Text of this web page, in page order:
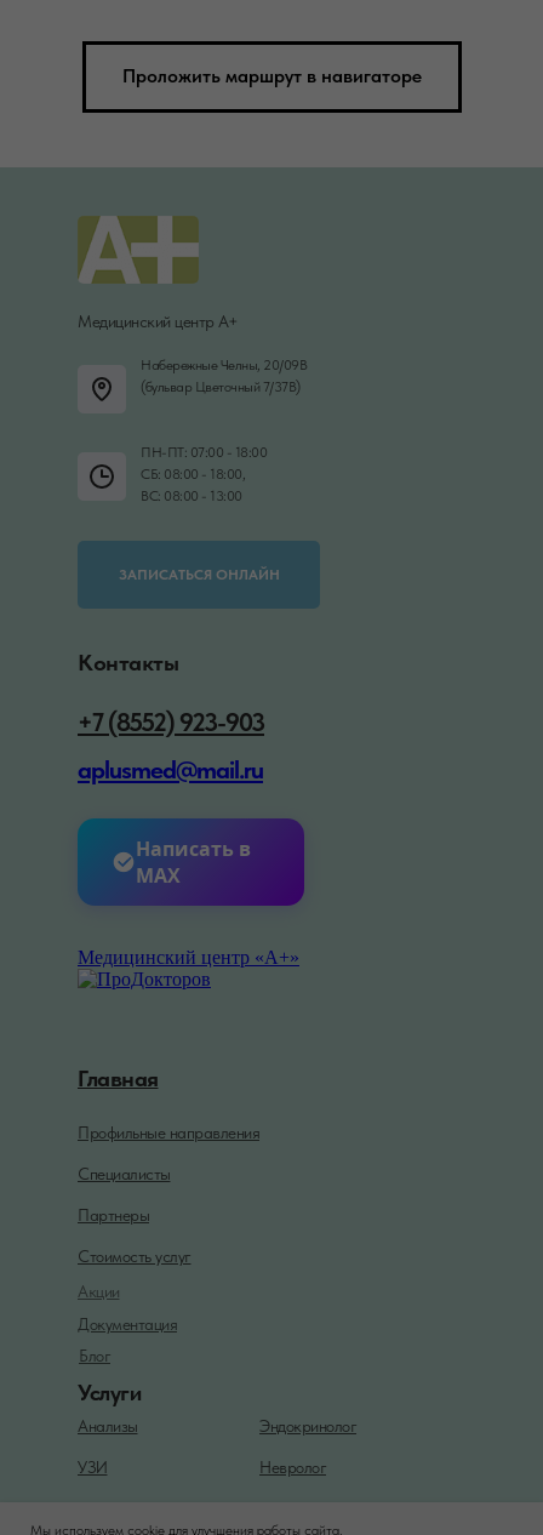
Проложить маршрут в навигаторе
Мы используем cookie для улучшения работы сайта,
Медицинский центр А+
Набережные Челны, 20/09В
(бульвар Цветочный 7/37В)
ПН-ПТ: 07:00 - 18:00
СБ: 08:00 - 18:00,
ВС: 08:00 - 13:00
ЗАПИСАТЬСЯ ОНЛАЙН
Контакты
Услуги
Акции
Документация
Блог
УЗИ
Анализы
aplusmed@mail.ru
+7 (8552) 923-903
Невролог
Эндокринолог
Стоимость услуг
Партнеры
Специалисты
Профильные направления
Главная
Медицинский центр «А+»
Написать в
MAX